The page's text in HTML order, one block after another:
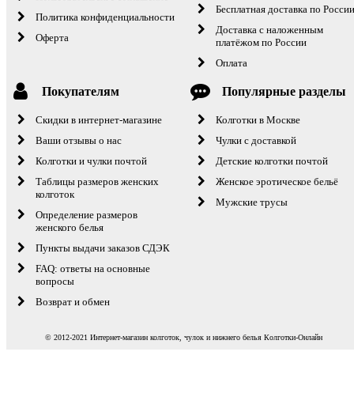
Политика конфиденциальности
Оферта
Бесплатная доставка по
Доставка с наложенным
платёжом по России
Оплата
Покупателям
Скидки в интернет-магазине
Ваши отзывы о нас
Колготки и чулки почтой
Таблицы размеров женских
колготок
Определение размеров
женского белья
Пункты выдачи заказов СДЭК
FAQ: ответы на основные
вопросы
Возврат и обмен
Популярные разделы
Колготки в Москве
Чулки с доставкой
Детские колготки почтой
Женское эротическое бельё
Мужские трусы
© 2012-2021 Интернет-магазин колготок, чулок и нижнего белья Колготки-Онлайн